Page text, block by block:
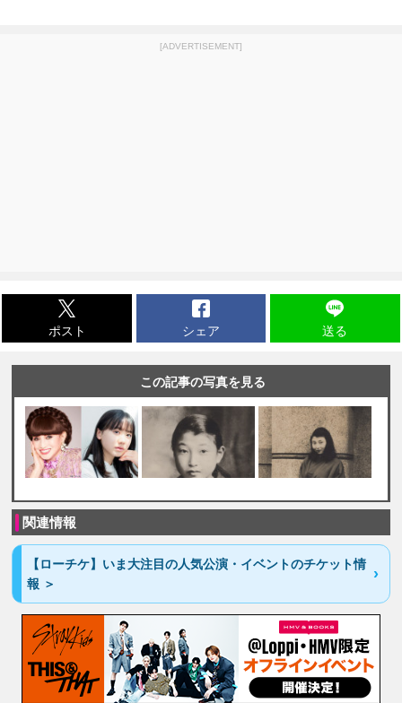
[ADVERTISEMENT]
ポスト シェア 送る
この記事の写真を見る
関連情報
【ローチケ】いま大注目の人気公演・イベントのチケット情
報 ＞